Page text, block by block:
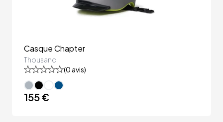
Casque Chapter
Thousand
(0 avis)
155 €